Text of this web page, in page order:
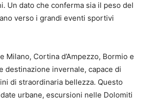
Un dato che conferma sia il peso del
verso i grandi eventi sportivi
Milano, Cortina d’Ampezzo, Bormio e
destinazione invernale, capace di
di straordinaria bellezza. Questo
urbane, escursioni nelle Dolomiti